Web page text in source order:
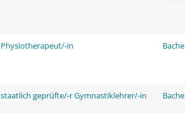
Physiotherapeut/-in
staatlich geprüfte/-r Gymnastiklehrer/-in